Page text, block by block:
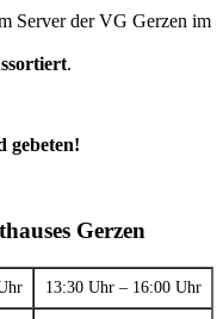
Server der VG Gerzen im
.
gebeten!
Gerzen
13:30 Uhr – 16:00 Uhr